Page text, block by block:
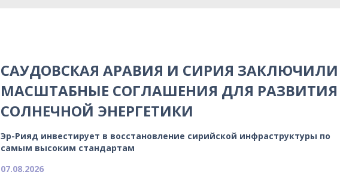
САУДОВСКАЯ АРАВИЯ И СИРИЯ ЗАКЛЮЧИЛИ
МАСШТАБНЫЕ СОГЛАШЕНИЯ ДЛЯ РАЗВИТИЯ
СОЛНЕЧНОЙ ЭНЕРГЕТИКИ
Эр-Рияд инвестирует в восстановление сирийской инфраструктуры по
самым высоким стандартам
07.08.2026